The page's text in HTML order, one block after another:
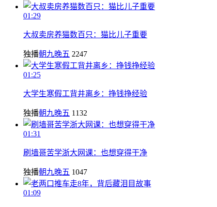
01:29
大叔卖房养猫数百只：猫比儿子重要
独播朝九晚五 2247
01:25
大学生寒假工背井离乡：挣钱挣经验
独播朝九晚五 1132
01:31
刷墙哥苦学浙大网课：也想穿得干净
独播朝九晚五 1047
01:09